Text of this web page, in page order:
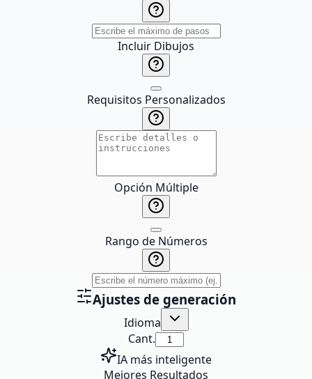
Incluir Dibujos
Requisitos Personalizados
Opción Múltiple
Rango de Números
Ajustes de generación
Idioma
Cant.
IA más inteligente
Mejores Resultados